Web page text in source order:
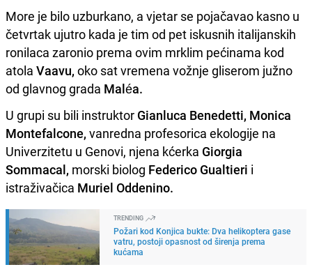
More je bilo uzburkano, a vjetar se pojačavao kasno u
četvrtak ujutro kada je tim od pet iskusnih italijanskih
ronilaca zaronio prema ovim mrklim pećinama kod
atola Vaavu, oko sat vremena vožnje gliserom južno
od glavnog grada Maléa.
U grupi su bili instruktor Gianluca Benedetti, Monica
Montefalcone, vanredna profesorica ekologije na
Univerzitetu u Genovi, njena kćerka Giorgia
Sommacal, morski biolog Federico Gualtieri i
istraživačica Muriel Oddenino.
TRENDING
Požari kod Konjica bukte: Dva helikoptera gase
vatru, postoji opasnost od širenja prema
kućama